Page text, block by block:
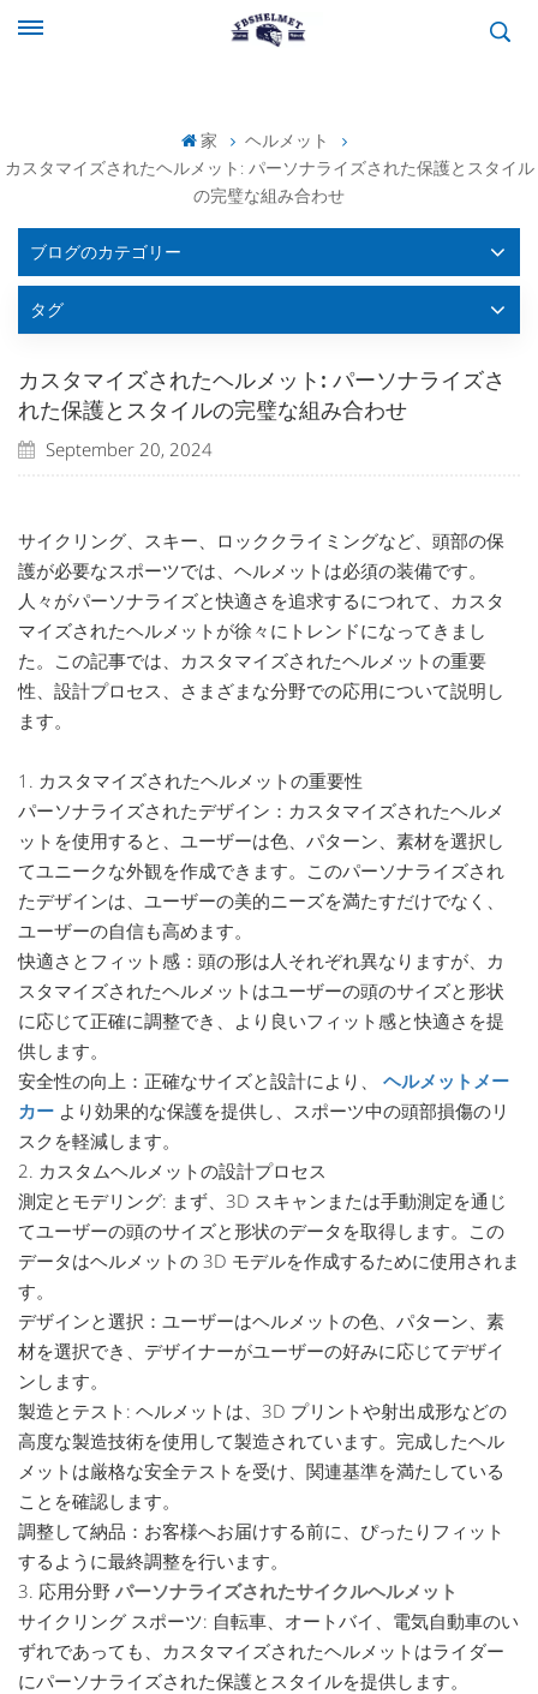
家
ヘルメット
カスタマイズされたヘルメット: パーソナライズされた保護とスタイル
の完璧な組み合わせ
ブログのカテゴリー
タグ
カスタマイズされたヘルメット: パーソナライズさ
れた保護とスタイルの完璧な組み合わせ
September 20, 2024
サイクリング、スキー、ロッククライミングなど、頭部の保
護が必要なスポーツでは、ヘルメットは必須の装備です。
人々がパーソナライズと快適さを追求するにつれて、カスタ
マイズされたヘルメットが徐々にトレンドになってきまし
た。この記事では、カスタマイズされたヘルメットの重要
性、設計プロセス、さまざまな分野での応用について説明し
ます。
1. カスタマイズされたヘルメットの重要性
パーソナライズされたデザイン：カスタマイズされたヘルメ
ットを使用すると、ユーザーは色、パターン、素材を選択し
てユニークな外観を作成できます。このパーソナライズされ
たデザインは、ユーザーの美的ニーズを満たすだけでなく、
ユーザーの自信も高めます。
快適さとフィット感：頭の形は人それぞれ異なりますが、カ
スタマイズされたヘルメットはユーザーの頭のサイズと形状
に応じて正確に調整でき、より良いフィット感と快適さを提
供します。
安全性の向上：正確なサイズと設計により、 ヘルメットメー
カー より効果的な保護を提供し、スポーツ中の頭部損傷のリ
スクを軽減します。
2. カスタムヘルメットの設計プロセス
測定とモデリング: まず、3D スキャンまたは手動測定を通じ
てユーザーの頭のサイズと形状のデータを取得します。この
データはヘルメットの 3D モデルを作成するために使用されま
す。
デザインと選択：ユーザーはヘルメットの色、パターン、素
材を選択でき、デザイナーがユーザーの好みに応じてデザイ
ンします。
製造とテスト: ヘルメットは、3D プリントや射出成形などの
高度な製造技術を使用して製造されています。完成したヘル
メットは厳格な安全テストを受け、関連基準を満たしている
ことを確認します。
調整して納品：お客様へお届けする前に、ぴったりフィット
するように最終調整を行います。
3. 応用分野 パーソナライズされたサイクルヘルメット
サイクリング スポーツ: 自転車、オートバイ、電気自動車のい
ずれであっても、カスタマイズされたヘルメットはライダー
にパーソナライズされた保護とスタイルを提供します。